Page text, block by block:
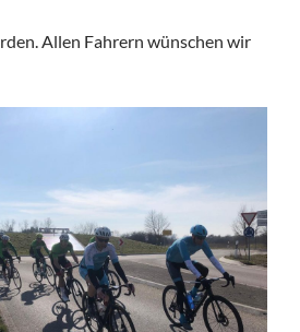
Allen Fahrern wünschen wir